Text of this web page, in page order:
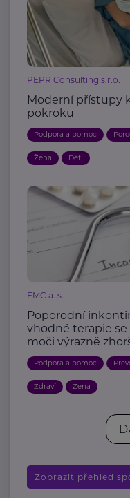
PEPR Consulting s.r.o.
Moderní přístupy
pokroku
Podpora a pomoc
Žena Děti
EMC a. s.
Poporodní
vhodné terapie
moči výrazně
Podpora a pomoc
Zdraví Žena
Zobrazit přehled